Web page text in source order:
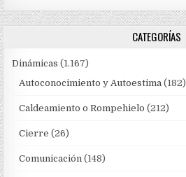
CATEGORÍAS
Dinámicas (1.167)
Autoconocimiento y Autoestima (182)
Caldeamiento o Rompehielo (212)
Cierre (26)
Comunicación (148)